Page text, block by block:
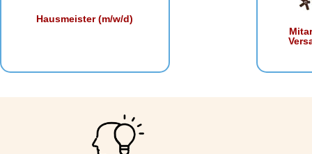
Hausmeister (m/w/d)